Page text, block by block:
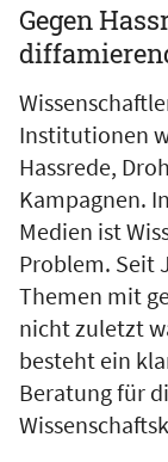
Gegen
Institutionen
Hassrede,
Kampagnen.
Medien ist
Problem. Seit
Themen mit
nicht zuletzt
besteht ein
Beratung für